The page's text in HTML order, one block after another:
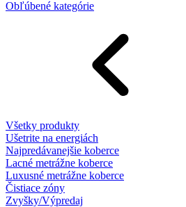
Obľúbené kategórie
Všetky produkty
Ušetrite na energiách
Najpredávanejšie koberce
Lacné metrážne koberce
Luxusné metrážne koberce
Čistiace zóny
Zvyšky/Výpredaj